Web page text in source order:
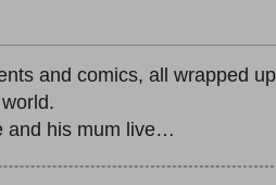
and comics, all wrapped up
and his mum live…